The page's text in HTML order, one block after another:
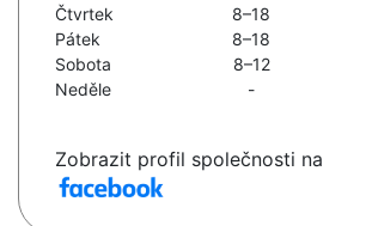
Čtvrtek
8–18
Pátek
8–18
Sobota
8–12
Neděle
-
Zobrazit profil společnosti na